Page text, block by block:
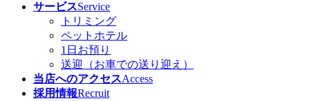
サービスService
トリミング
ペットホテル
1日お預り
送迎（お車での送り迎え）
当店へのアクセスAccess
採用情報Recruit